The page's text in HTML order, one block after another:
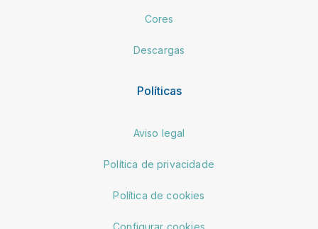
Cores
Descargas
Políticas
Aviso legal
Política de privacidade
Política de cookies
Configurar cookies